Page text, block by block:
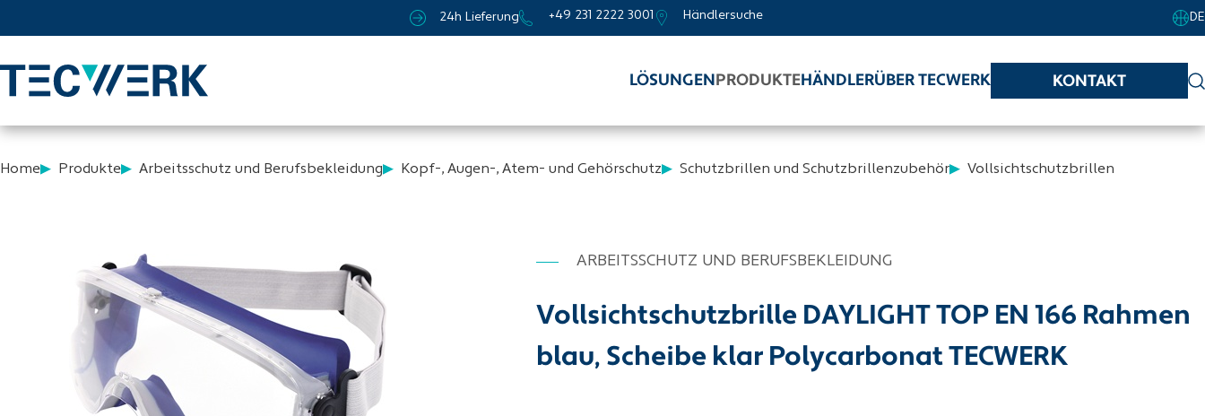
24h Lieferung +49 231 2222 3001 Händlersuche DE
LÖSUNGEN PRODUKTEHÄNDLERÜBER TECWERK KONTAKT
Home Produkte Arbeitsschutz und Berufsbekleidung Kopf-, Augen-, Atem- und Gehörschutz Schutzbrillen und Schutzbrillenzubehör Vollsichtschutzbrillen
ARBEITSSCHUTZ UND BERUFSBEKLEIDUNG
Vollsichtschutzbrille DAYLIGHT TOP EN 166 Rahmen
blau, Scheibe klar Polycarbonat TECWERK